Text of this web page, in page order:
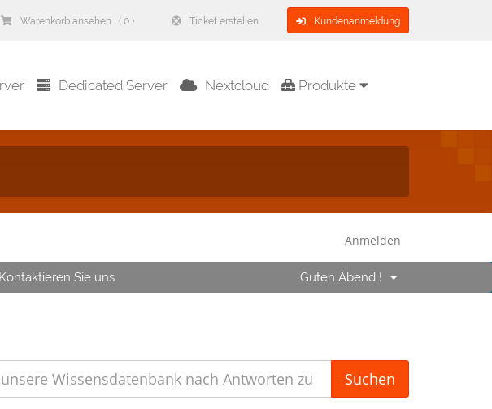
Warenkorb ansehen ( 0 ) Ticket erstellen Kundenanmeldung
Dedicated Server Nextcloud Produkte
Anmelden
Kontaktieren Sie uns Guten Abend !